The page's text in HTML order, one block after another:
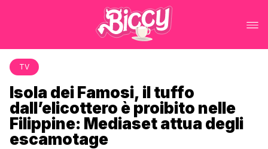
TV
Isola dei Famosi, il tuffo
dall’elicottero è proibito nelle
Filippine: Mediaset attua degli
escamotage